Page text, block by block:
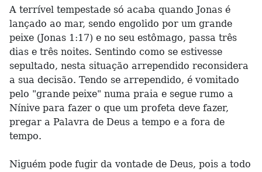
A terrível tempestade só acaba quando Jonas é
lançado ao mar, sendo engolido por um grande
peixe (Jonas 1:17) e no seu estômago, passa três
dias e três noites. Sentindo como se estivesse
sepultado, nesta situação arrependido reconsidera
a sua decisão. Tendo se arrependido, é vomitado
pelo "grande peixe" numa praia e segue rumo a
Nínive para fazer o que um profeta deve fazer,
pregar a Palavra de Deus a tempo e a fora de
tempo.
Niguém pode fugir da vontade de Deus, pois a todo